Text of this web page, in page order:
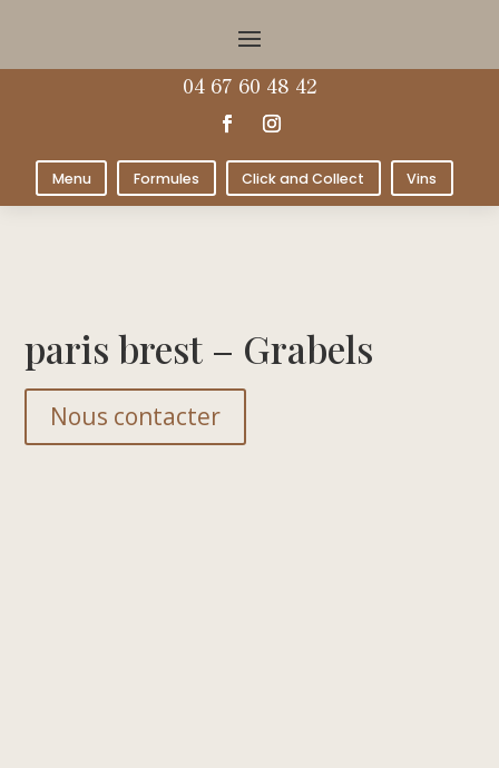
04 67 60 48 42
Menu Formules Click and Collect Vins
paris brest – Grabels
Nous contacter